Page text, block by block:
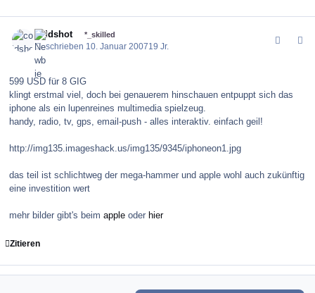
coldshot *_skilled
Geschrieben 10. Januar 200719 Jr.
599 USD für 8 GIG
klingt erstmal viel, doch bei genauerem hinschauen entpuppt sich das
iphone als ein lupenreines multimedia spielzeug.
handy, radio, tv, gps, email-push - alles interaktiv. einfach geil!
http://img135.imageshack.us/img135/9345/iphoneon1.jpg
das teil ist schlichtweg der mega-hammer und apple wohl auch zukünftig
eine investition wert
mehr bilder gibt's beim apple oder hier
Zitieren